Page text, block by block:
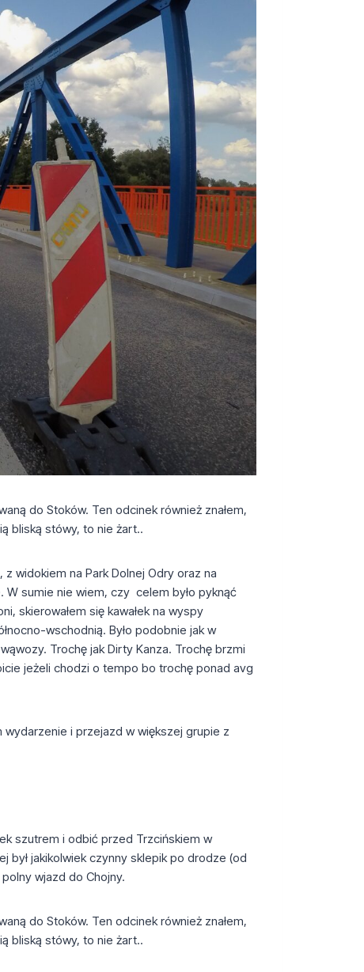
do Stoków. Ten odcinek również znałem,
bliską stówy, to nie żart..
widokiem na Park Dolnej Odry oraz na
W sumie nie wiem, czy celem było pyknąć
skierowałem się kawałek na wyspy
wschodnią. Było podobnie jak w
Trochę jak Dirty Kanza. Trochę brzmi
jeżeli chodzi o tempo bo trochę ponad avg
i przejazd w większej grupie z
szutrem i odbić przed Trzcińskiem w
był jakikolwiek czynny sklepik po drodze (od
wjazd do Chojny.
do Stoków. Ten odcinek również znałem,
bliską stówy, to nie żart..